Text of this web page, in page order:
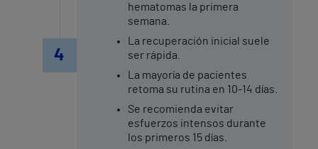
4
hematomas la primera
semana.
La recuperación inicial suele
ser rápida.
La mayoría de pacientes
retoma su rutina en 10-14 días.
Se recomienda evitar
esfuerzos intensos durante
los primeros 15 días.